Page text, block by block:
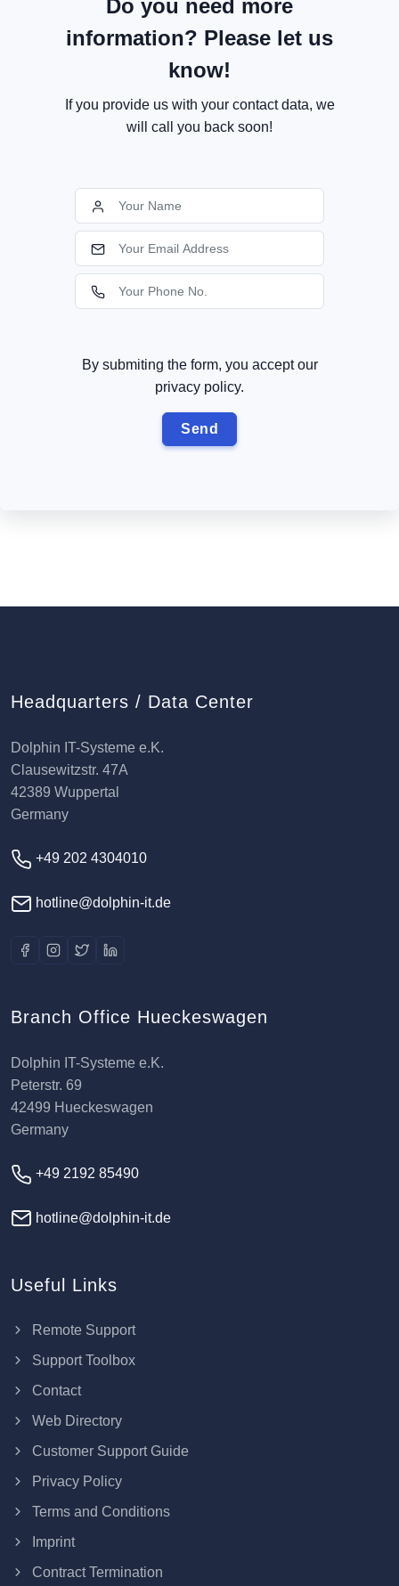
Do you need more
information? Please let us
know!
If you provide us with your contact data, we
will call you back soon!
By submiting the form, you accept our
privacy policy.
Headquarters / Data Center
Dolphin IT-Systeme e.K.
Clausewitzstr. 47A
42389 Wuppertal
Germany
+49 202 4304010
hotline@dolphin-it.de
Branch Office Hueckeswagen
Dolphin IT-Systeme e.K.
Peterstr. 69
42499 Hueckeswagen
Germany
+49 2192 85490
hotline@dolphin-it.de
Useful Links
Remote Support
Support Toolbox
Contact
Web Directory
Customer Support Guide
Privacy Policy
Terms and Conditions
Imprint
Contract Termination